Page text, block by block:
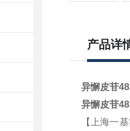
产品详
异懈皮苷
异懈皮苷
【上海一